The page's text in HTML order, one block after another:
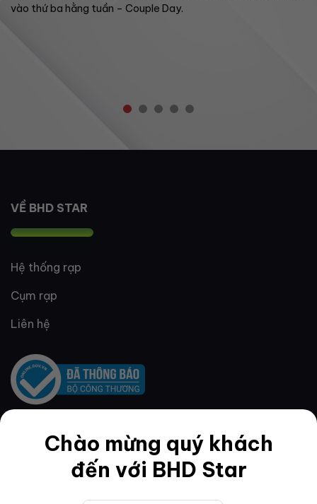
Chào mừng quý khách
đến với BHD Star
vào thứ ba hằng tuần – Couple Day.
VỀ BHD STAR
Hệ thống rạp
Cụm rạp
Liên hệ
QUY ĐỊNH & ĐIỀU KHOẢN